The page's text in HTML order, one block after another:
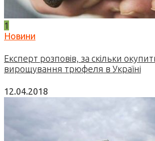
1
Новини
Експерт розповів, за скільки
вирощування трюфеля в Україні
12.04.2018